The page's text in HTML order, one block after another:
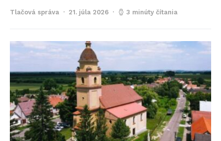
Tlačová správa 21. júla 2026 3 minúty čítania